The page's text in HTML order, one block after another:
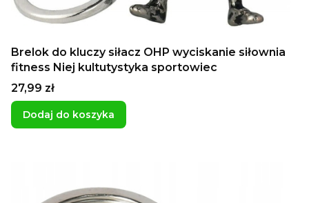
Brelok do kluczy siłacz OHP wyciskanie siłownia
fitness Niej kultutystyka sportowiec
Cena
27,99 zł
Dodaj do koszyka